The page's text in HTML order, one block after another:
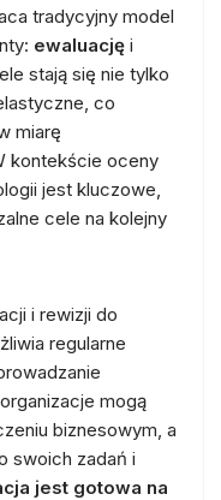
tradycyjny model
ewaluację i
stają się nie tylko
co
miarę
kontekście oceny
jest kluczowe,
cele na kolejny
i rewizji do
regularne
mogą
biznesowym, a
swoich zadań i
jest gotowa na